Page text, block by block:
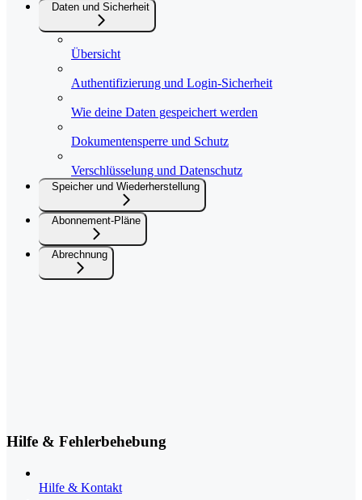
Daten und Sicherheit
Übersicht
Authentifizierung und Login-Sicherheit
Wie deine Daten gespeichert werden
Dokumentensperre und Schutz
Verschlüsselung und Datenschutz
Speicher und Wiederherstellung
Abonnement-Pläne
Abrechnung
Hilfe & Fehlerbehebung
Hilfe & Kontakt